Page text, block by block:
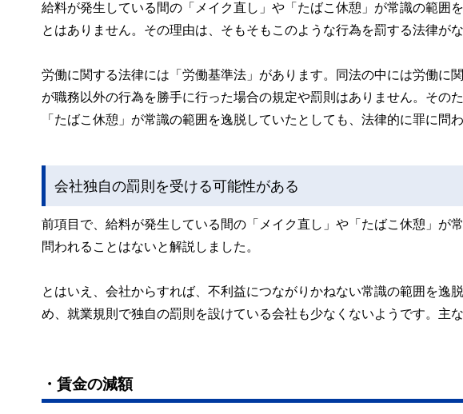
給料が発生している間の「メイク直し」や「たばこ休憩」が常識の範囲
とはありません。その理由は、そもそもこのような行為を罰する法律がな
労働に関する法律には「労働基準法」があります。同法の中には労働に
が職務以外の行為を勝手に行った場合の規定や罰則はありません。その
「たばこ休憩」が常識の範囲を逸脱していたとしても、法律的に罪に問
会社独自の罰則を受ける可能性がある
前項目で、給料が発生している間の「メイク直し」や「たばこ休憩」が
問われることはないと解説しました。
とはいえ、会社からすれば、不利益につながりかねない常識の範囲を逸
め、就業規則で独自の罰則を設けている会社も少なくないようです。主
・賃金の減額